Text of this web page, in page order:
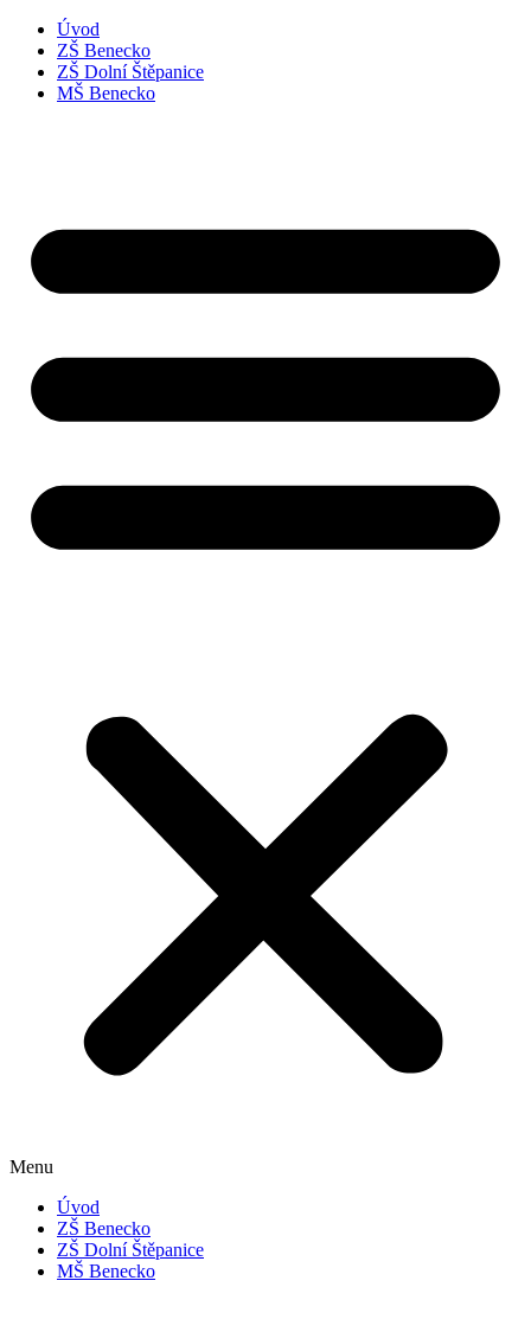
Úvod
ZŠ Benecko
ZŠ Dolní Štěpanice
MŠ Benecko
Menu
Úvod
ZŠ Benecko
ZŠ Dolní Štěpanice
MŠ Benecko